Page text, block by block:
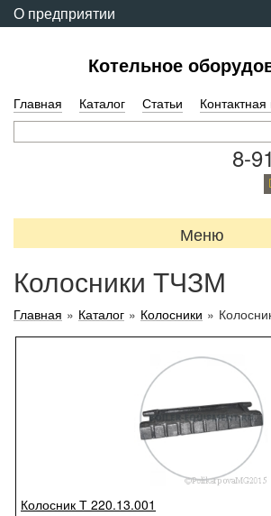
О предприятии
Котельное
Главная Каталог Статьи
8-
Меню
Колосники ТЧЗМ
Главная » Каталог » Колосники »
Колосник Т 220.13.001